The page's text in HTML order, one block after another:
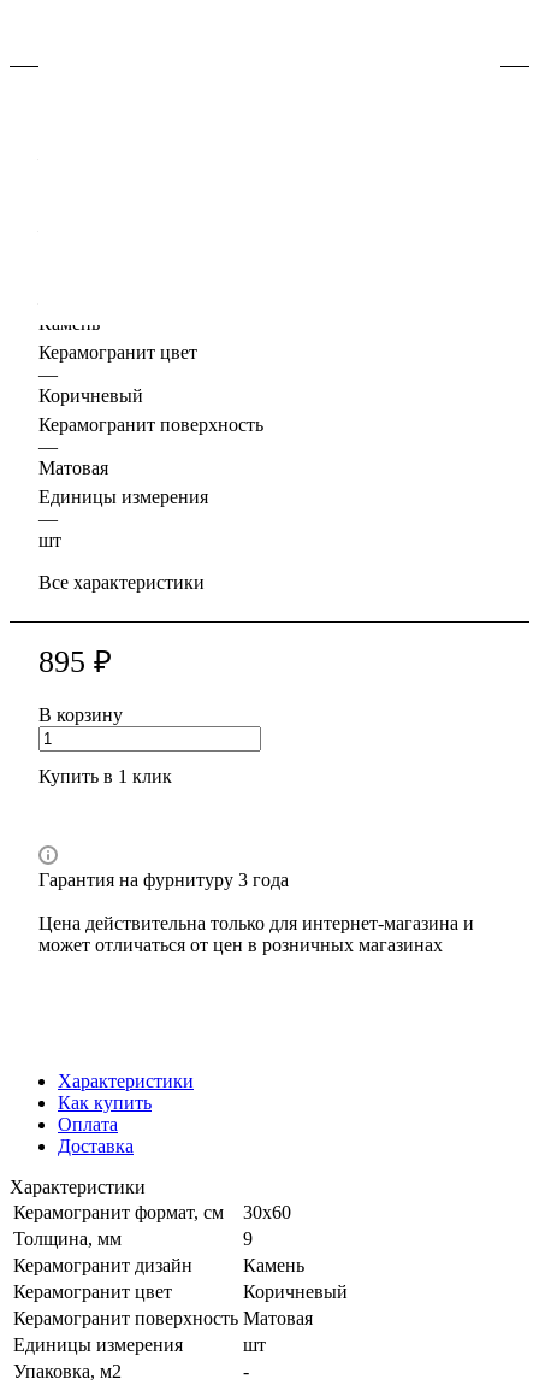
Камень
Керамогранит цвет
—
Коричневый
Керамогранит поверхность
—
Матовая
Единицы измерения
—
шт
Все характеристики
895 ₽
В корзину
Купить в 1 клик
Гарантия на фурнитуру 3 года
Цена действительна только для интернет-магазина и
может отличаться от цен в розничных магазинах
Характеристики
Как купить
Оплата
Доставка
Характеристики
Керамогранит формат, см
30х60
Толщина, мм
9
Керамогранит дизайн
Камень
Керамогранит цвет
Коричневый
Керамогранит поверхность Матовая
Единицы измерения
шт
Упаковка, м2
-